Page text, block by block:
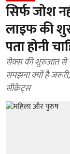
सिर्फ जोश
लाइफ की
पता होनी
सेक्स की शुरुआत से
समझना क्यों है
सीक्रेट्स